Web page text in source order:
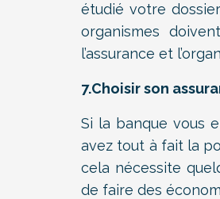
étudié votre
organismes
l’assurance et
7.Choisir son
Si la banque vous
avez tout à fait la
cela nécessite
de faire des